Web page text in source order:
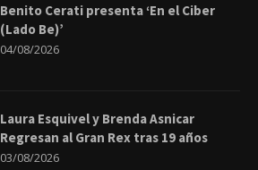
Benito Cerati presenta ‘En el Ciber
(Lado Be)’
04/08/2026
Laura Esquivel y Brenda Asnicar
Regresan al Gran Rex tras 19 años
03/08/2026